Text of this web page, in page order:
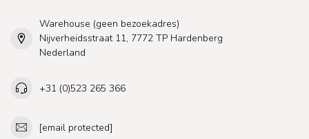
Warehouse (geen bezoekadres)
Nijverheidsstraat 11, 7772 TP Hardenberg
Nederland
+31 (0)523 265 366
[email protected]